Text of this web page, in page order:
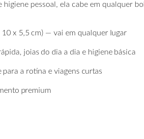
higiene pessoal, ela cabe em qualquer
10 x 5,5 cm) — vai em qualquer lugar
joias do dia a dia e higiene básica
para a rotina e viagens curtas
premium